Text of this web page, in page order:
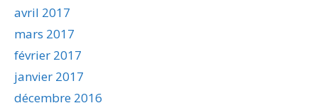
avril 2017
mars 2017
février 2017
janvier 2017
décembre 2016